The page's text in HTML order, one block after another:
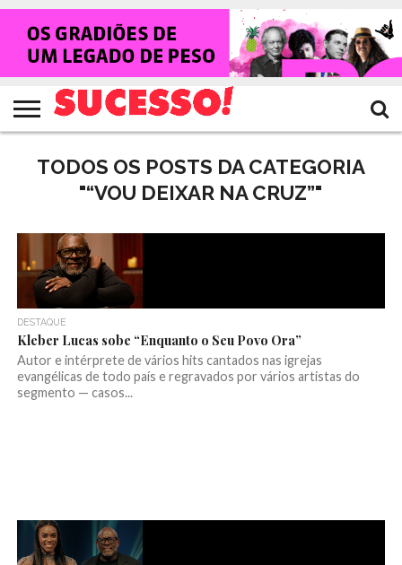
HOME
NOTÍCIAS
SHOWS
ENTREVISTAS
CLIQUES
RANKING
CROWLEY
TV
SUCESSO!
REVISTA
SUCESSO!
TODOS OS POSTS DA CATEGORIA
"“VOU DEIXAR NA CRUZ”"
DESTAQUE
Kleber Lucas sobe “Enquanto o Seu Povo Ora”
Autor e intérprete de vários hits cantados nas igrejas
evangélicas de todo país e regravados por vários artistas do
segmento — casos...